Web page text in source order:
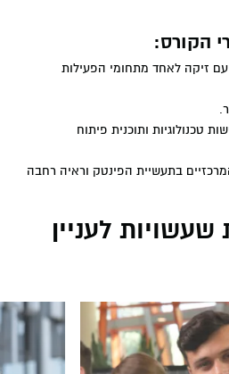
הקורס:
עם זיקה לאחד מתחומי הפעילות
טכנולוגיות ותוכנית פיתוח
בתעשיית הפינטק וראיה רחבה
לעניין